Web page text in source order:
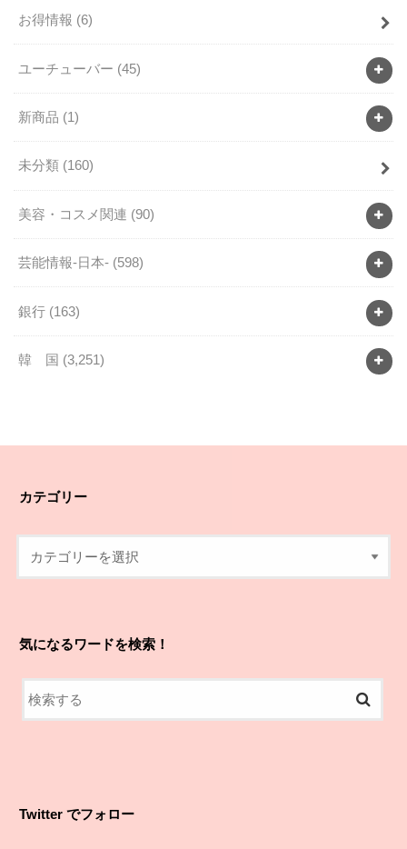
お得情報 (6)
ユーチューバー (45)
新商品 (1)
未分類 (160)
美容・コスメ関連 (90)
芸能情報-日本- (598)
銀行 (163)
韓 国 (3,251)
カテゴリー
気になるワードを検索！
Twitter でフォロー